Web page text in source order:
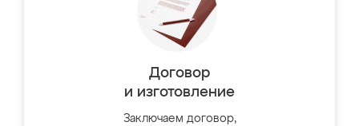
Договор
и изготовление
Заключаем договор,